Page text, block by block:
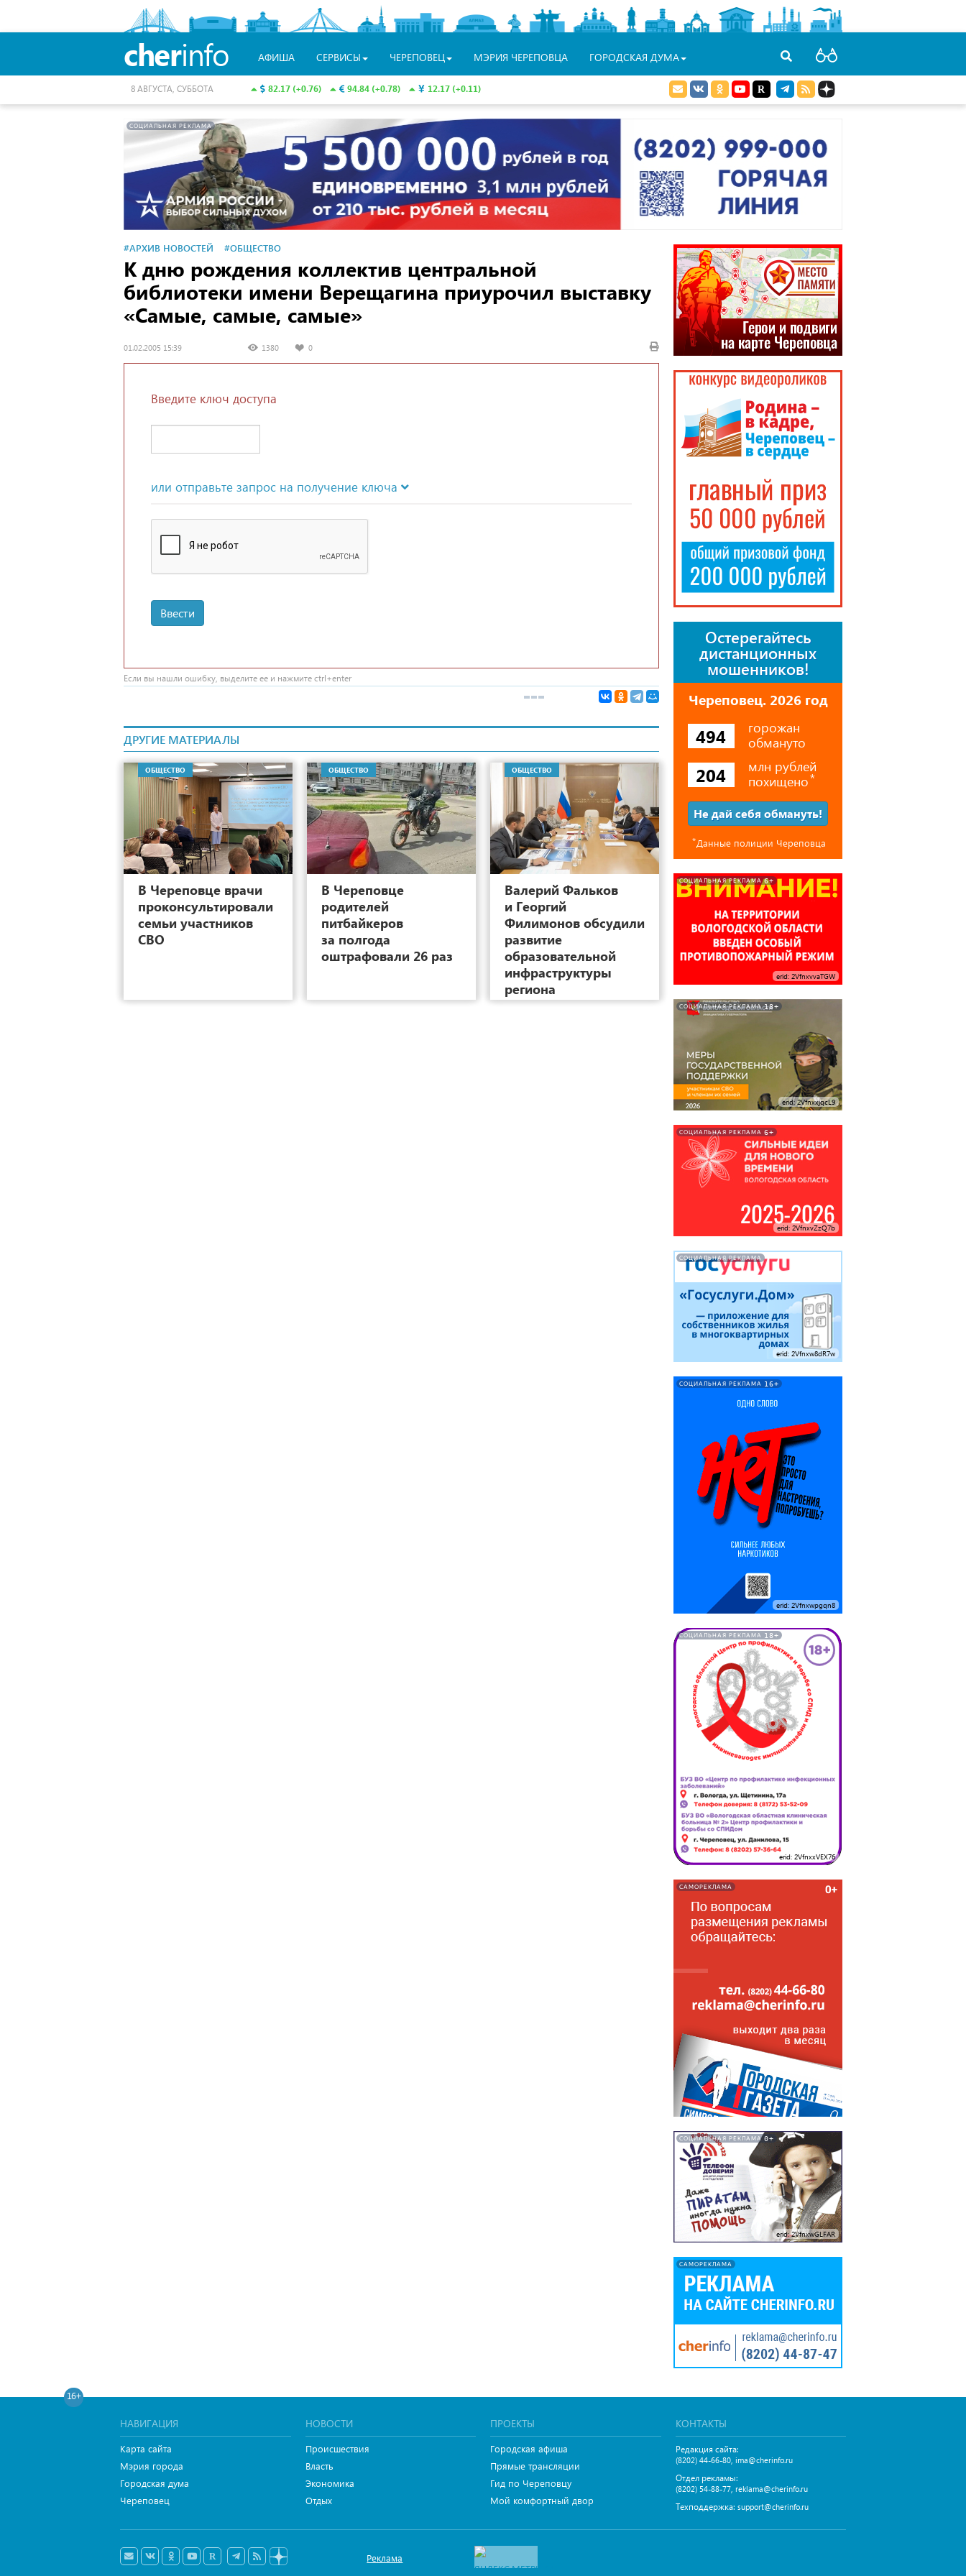
cherinfo АФИША СЕРВИСЫ ЧЕРЕПОВЕЦ МЭРИЯ ЧЕРЕПОВЦА ГОРОДСКАЯ ДУМА
82.17 (+0.76) 94.84 (+0.78) 12.17 (+0.11)
8 АВГУСТА, СУББОТА
СОЦИАЛЬНАЯ РЕКЛАМА
#АРХИВ НОВОСТЕЙ #ОБЩЕСТВО
К дню рождения коллектив центральной
библиотеки имени Верещагина приурочил выставку
«Самые, самые, самые»
01.02.2005 15:39 1380 0
Введите ключ доступа
или отправьте запрос на получение ключа
Ввести
Если вы нашли ошибку, выделите ее и нажмите ctrl+enter
ДРУГИЕ МАТЕРИАЛЫ
ОБЩЕСТВО
2
В Череповце врачи
проконсультировали
семьи участников
СВО
ОБЩЕСТВО
10
В Череповце
родителей
питбайкеров
за полгода
оштрафовали 26 раз
ОБЩЕСТВО
Валерий Фальков
и Георгий
Филимонов обсудили
развитие
образовательной
инфраструктуры
региона
Остерегайтесь
дистанционных
мошенников!
Череповец. 2026 год
494
горожан
обмануто
204
млн рублей
похищено⃰
Не дай себя обмануть!
⃰Данные полиции Череповца
СОЦИАЛЬНАЯ РЕКЛАМА 6+
erid: 2VfnxvvaTGW
СОЦИАЛЬНАЯ РЕКЛАМА 18+
erid: 2VfnxxjqcL9
СОЦИАЛЬНАЯ РЕКЛАМА 6+
erid: 2VfnxvZzQ7b
СОЦИАЛЬНАЯ РЕКЛАМА
erid: 2Vfnxw8dR7w
СОЦИАЛЬНАЯ РЕКЛАМА 16+
erid: 2Vfnxwpgqn8
СОЦИАЛЬНАЯ РЕКЛАМА 18+
erid: 2VfnxxVEX76
САМОРЕКЛАМА
СОЦИАЛЬНАЯ РЕКЛАМА 0+
erid: 2VfnxwGLFAR
САМОРЕКЛАМА
16+
НАВИГАЦИЯ
Карта сайта
Мэрия города
Городская дума
Череповец
НОВОСТИ
Происшествия
Власть
Экономика
Отдых
ПРОЕКТЫ
Городская афиша
Прямые трансляции
Гид по Череповцу
Мой комфортный двор
КОНТАКТЫ
Редакция сайта:
(8202) 44-66-80, ima@cherinfo.ru
Отдел рекламы:
(8202) 54-88-77, reklama@cherinfo.ru
Техподдержка: support@cherinfo.ru
Реклама